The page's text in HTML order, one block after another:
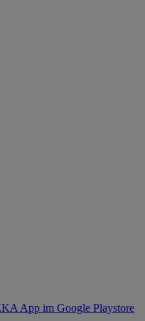
App im Google Playstore